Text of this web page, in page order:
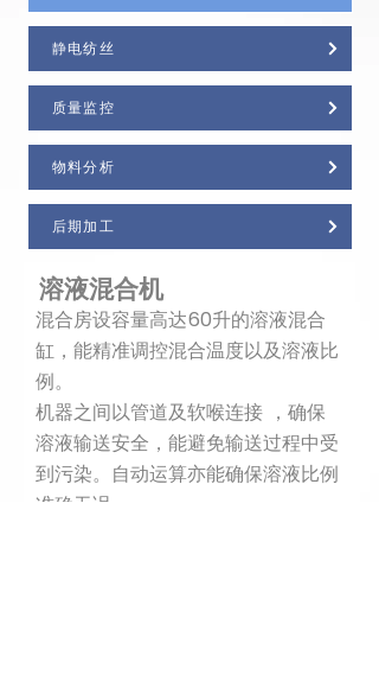
静电纺丝
质量监控
物料分析
后期加工
溶液混合机
混合房设容量高达60升的溶液混合
缸，能精准调控混合温度以及溶液比
例。
机器之间以管道及软喉连接 ，确保
溶液输送安全，能避免输送过程中受
到污染。自动运算亦能确保溶液比例
准确无误。